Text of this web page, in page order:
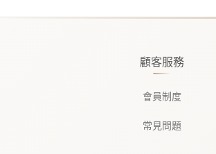
顧客服務
會員制度
常見問題